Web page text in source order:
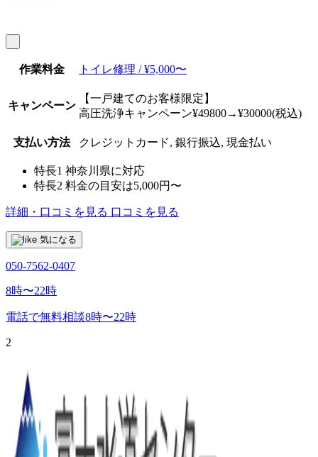
作業料金 トイレ修理 / ¥5,000〜
キャンペーン
【一戸建てのお客様限定】
高圧洗浄キャンペーン¥49800→¥30000(税込)
支払い方法 クレジットカード, 銀行振込, 現金払い
特長1 神奈川県に対応
特長2 料金の目安は5,000円〜
詳細・口コミを見る 口コミを見る
気になる
050-7562-0407
8時〜22時
電話で無料相談8時〜22時
2